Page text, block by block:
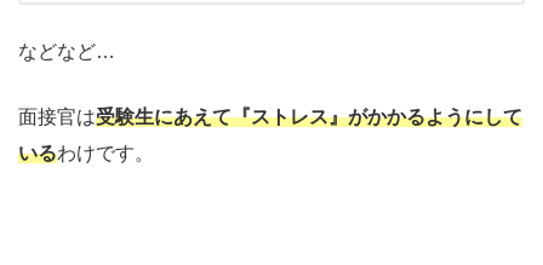
などなど…
面接官は受験生にあえて『ストレス』がかかるようにして
いるわけです。